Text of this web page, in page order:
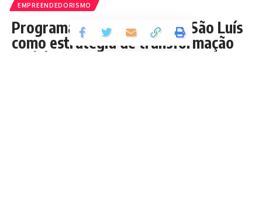
EMPREENDEDORISMO
Programa Plural avança em São Luís
como estratégia de transformação
social